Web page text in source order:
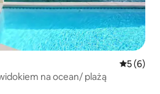
Średnia
5 (6)
na ocean/ plażą